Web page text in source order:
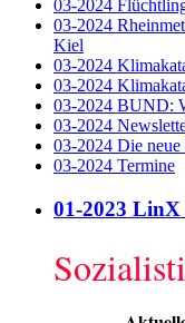
03-2024
03-2024
Kiel
03-2024
03-2024
03-2024 BUND:
03-2024
03-2024 Die
03-2024 Termine
01-2023